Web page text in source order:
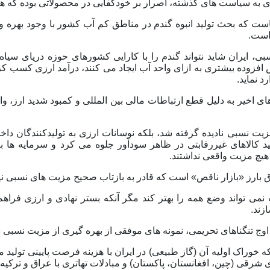
به سیاست های گذشته، اصرار بر خودکفایی در محصولاتی بوده که
که بحث تولید انبوه گندم در مناطق کم آب کشور با وجود بهره
است.
ایران شاید نتواند گندم را با کارایی کشورهای حوزه دریای
افزوده بیشتری به ازای واحد آب ایجاد می کنند، درآمد ارزی کسب
نماید.
اخیر به دلیل قطع ارتباطات مالی بین المللی و کمبود شدید
مزیت نسبی نادیده گرفته شد، بلکه نوسانات ارزی به
کالاهای غیررقابتی در ظاهر سودآور جلوه می کرد و
مزیت واقعی نداشتند.
بارز «بازار ناقص» است که قادر به بازتاب صحیح مزیت های نسبی
نمی تواند وضع همه را بهتر کند مگر آنکه بستر نهادی و ارزی
اوج تنگناهای تحریمی، نمونه های موفقی از بهره گیری از مزیت
اولیه آن (گاز طبیعی) در ایران با هزینه فرصت پایینی
شرقی (چین، افغانستان، پاکستان) و مبادلات تهاتری با عراق و